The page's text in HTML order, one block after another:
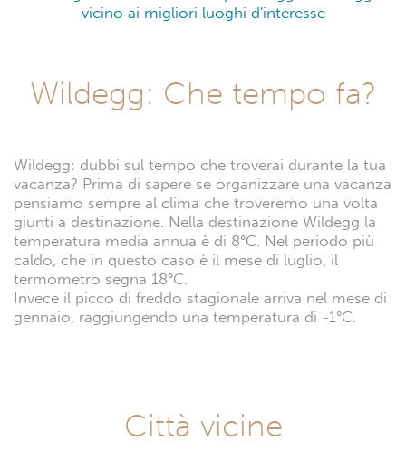
vicino ai migliori luoghi d'interesse
Wildegg: Che tempo fa?
Wildegg: dubbi sul tempo che troverai durante la tua
vacanza? Prima di sapere se organizzare una vacanza
pensiamo sempre al clima che troveremo una volta
giunti a destinazione. Nella destinazione Wildegg la
temperatura media annua è di 8°C. Nel periodo più
caldo, che in questo caso è il mese di luglio, il
termometro segna 18°C.
Invece il picco di freddo stagionale arriva nel mese di
gennaio, raggiungendo una temperatura di -1°C.
Città vicine